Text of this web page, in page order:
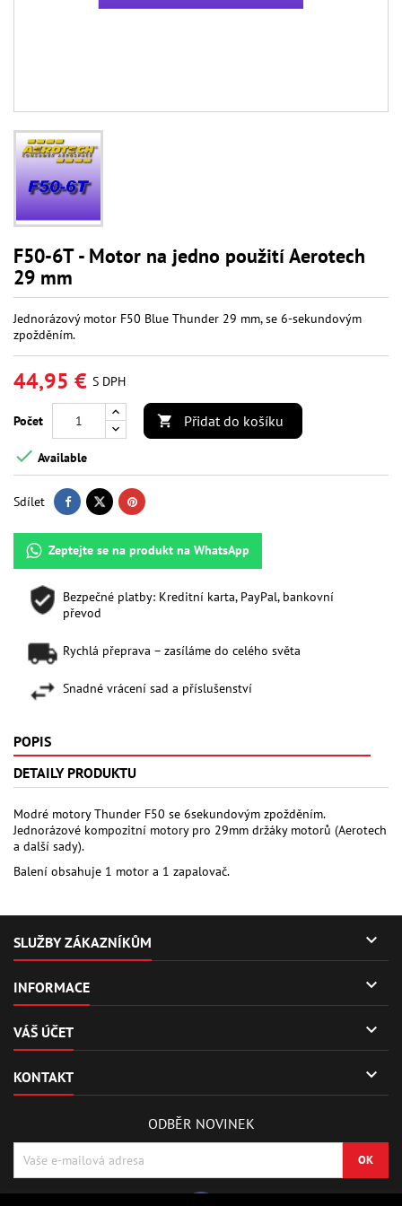
F50-6T - Motor na jedno použití Aerotech
29 mm
Jednorázový motor F50 Blue Thunder 29 mm, se 6-sekundovým
zpožděním.
44,95 € S DPH
Počet  Přidat do košíku
 Available
Sdílet
Zeptejte se na produkt na WhatsApp
Bezpečné platby: Kreditní karta, PayPal, bankovní
převod
Rychlá přeprava – zasíláme do celého světa
Snadné vrácení sad a příslušenství
POPIS
DETAILY PRODUKTU
Modré motory Thunder F50 se 6sekundovým zpožděním.
Jednorázové kompozitní motory pro 29mm držáky motorů (Aerotech
a další sady).
Balení obsahuje 1 motor a 1 zapalovač.
SLUŽBY ZÁKAZNÍKŮM 
INFORMACE 
VÁŠ ÚČET 
KONTAKT 
ODBĚR NOVINEK